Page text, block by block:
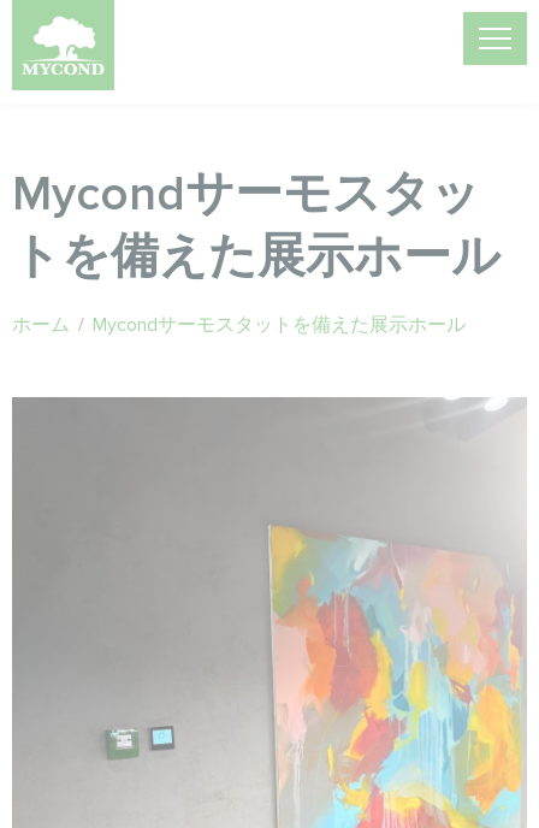
Mycondサーモスタッ
トを備えた展示ホール
ホーム / Mycondサーモスタットを備えた展示ホール